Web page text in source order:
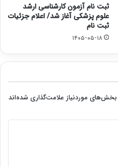
ثبت نام آزمون کارشناسی ارشد
علوم پزشکی آغاز شد/ اعلام جزئیات
ثبت نام
۱۴۰۵-۰۵-۱۸
بخش‌های موردنیاز علامت‌گذاری شده‌اند